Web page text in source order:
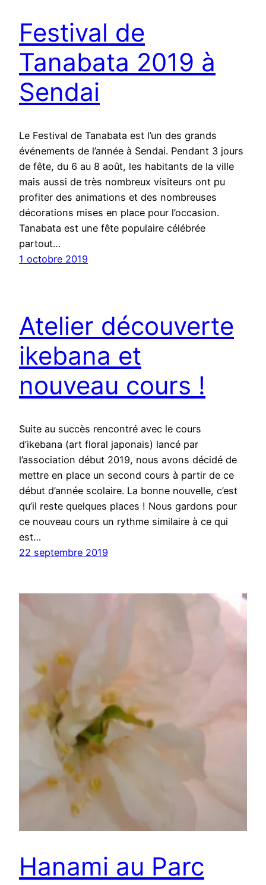
Festival de
Tanabata 2019 à
Sendai
Le Festival de Tanabata est l’un des grands
événements de l’année à Sendai. Pendant 3 jours
de fête, du 6 au 8 août, les habitants de la ville
mais aussi de très nombreux visiteurs ont pu
profiter des animations et des nombreuses
décorations mises en place pour l’occasion.
Tanabata est une fête populaire célébrée
partout…
1 octobre 2019
Atelier découverte
ikebana et
nouveau cours !
Suite au succès rencontré avec le cours
d’ikebana (art floral japonais) lancé par
l’association début 2019, nous avons décidé de
mettre en place un second cours à partir de ce
début d’année scolaire. La bonne nouvelle, c’est
qu’il reste quelques places ! Nous gardons pour
ce nouveau cours un rythme similaire à ce qui
est…
22 septembre 2019
Hanami au Parc